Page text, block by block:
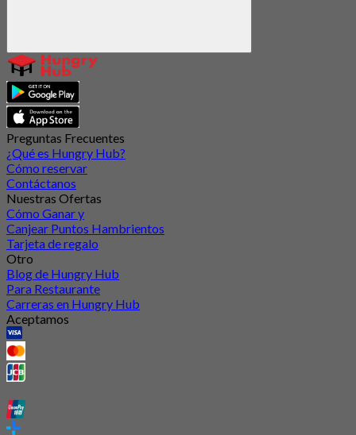
Preguntas Frecuentes
¿Qué es Hungry Hub?
Cómo reservar
Contáctanos
Nuestras Ofertas
Cómo Ganar y
Canjear Puntos Hambrientos
Tarjeta de regalo
Otro
Blog de Hungry Hub
Para Restaurante
Carreras en Hungry Hub
Aceptamos